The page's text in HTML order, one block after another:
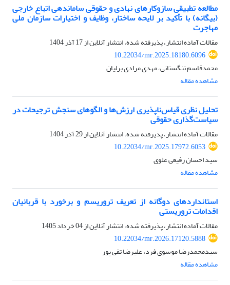
مطالعه تطبیقی سازوکارهای نهادی و حقوقی ساماندهی اتباع خارجی
(بیگانه) با تأکید بر لایحه ساختار، وظایف و اختیارات سازمان ملی
مهاجرت
مقالات آماده انتشار، پذیرفته شده، انتشار آنلاین از17 آذر 1404
10.22034/mr.2025.18180.6096
محمدقاسم تنگستانی، مهدی مرادی برلیان
مشاهده مقاله
تحلیل نظری قیاس‌ناپذیری ارزش‌ها و الگوهای سنجش ترجیحات در
سیاست‌گذاری حقوقی
مقالات آماده انتشار، پذیرفته شده، انتشار آنلاین از29 آذر 1404
10.22034/mr.2025.17972.6053
سید احسان رفیعی علوی
مشاهده مقاله
استانداردهای دوگانه از تعریف تروریسم و برخورد با قربانیان
اقدامات تروریستی
مقالات آماده انتشار، پذیرفته شده، انتشار آنلاین از04 خرداد 1405
10.22034/mr.2026.17120.5888
سیدمحمدرضا موسوی فرد، علیرضا تقی پور
مشاهده مقاله